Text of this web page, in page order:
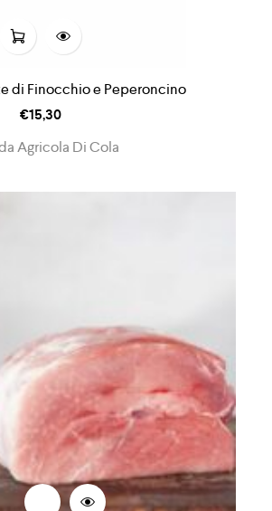
di Finocchio e Peperoncino
€15,30
Agricola Di Cola